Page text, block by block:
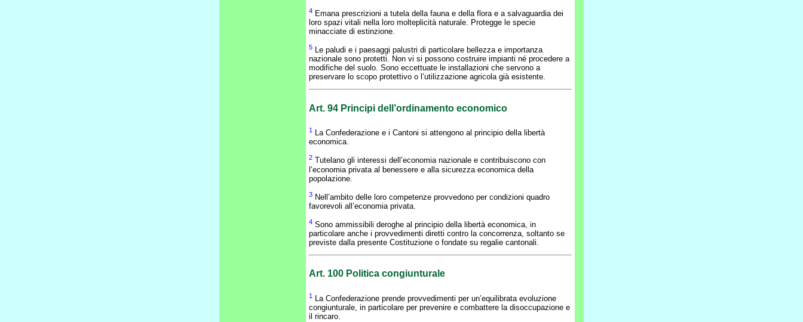
4 Emana prescrizioni a tutela della fauna e della flora e a salvaguardia dei
loro spazi vitali nella loro molteplicità naturale. Protegge le specie
minacciate di estinzione.
5 Le paludi e i paesaggi palustri di particolare bellezza e importanza
nazionale sono protetti. Non vi si possono costruire impianti né procedere a
modifiche del suolo. Sono eccettuate le installazioni che servono a
preservare lo scopo protettivo o l’utilizzazione agricola già esistente.
Art. 94 Principi dell’ordinamento economico
1
La Confederazione e i Cantoni si attengono al principio della libertà
economica.
2 Tutelano gli interessi dell’economia nazionale e contribuiscono con
l’economia privata al benessere e alla sicurezza economica della
popolazione.
3 Nell’ambito delle loro competenze provvedono per condizioni quadro
favorevoli all’economia privata.
4 Sono ammissibili deroghe al principio della libertà economica, in
particolare anche i provvedimenti diretti contro la concorrenza, soltanto se
previste dalla presente Costituzione o fondate su regalie cantonali.
Art. 100 Politica congiunturale
1
La Confederazione prende provvedimenti per un’equilibrata evoluzione
congiunturale, in particolare per prevenire e combattere la disoccupazione e
il rincaro.